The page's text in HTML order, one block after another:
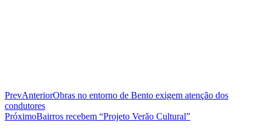
PrevAnteriorObras no entorno de Bento exigem atenção dos
condutores
PróximoBairros recebem “Projeto Verão Cultural”